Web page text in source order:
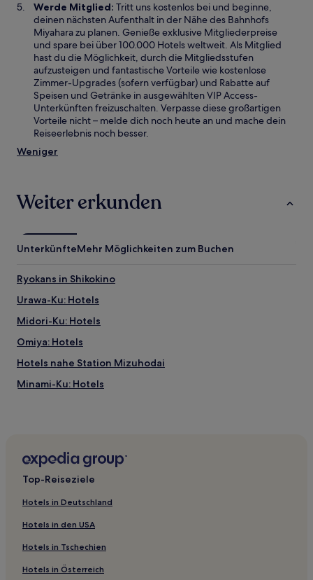
Werde Mitglied: Tritt uns kostenlos bei und beginne,
deinen nächsten Aufenthalt in der Nähe des Bahnhofs
Miyahara zu planen. Genieße exklusive Mitgliederpreise
und spare bei über 100.000 Hotels weltweit. Als Mitglied
hast du die Möglichkeit, durch die Mitgliedsstufen
aufzusteigen und fantastische Vorteile wie kostenlose
Zimmer-Upgrades (sofern verfügbar) und Rabatte auf
Speisen und Getränke in ausgewählten VIP Access-
Unterkünften freizuschalten. Verpasse diese großartigen
Vorteile nicht – melde dich noch heute an und mache dein
Reiseerlebnis noch besser.
Weniger
Weiter erkunden
UnterkünfteMehr Möglichkeiten zum Buchen
Ryokans in Shikokino
Urawa-Ku: Hotels
Midori-Ku: Hotels
Omiya: Hotels
Hotels nahe Station Mizuhodai
Minami-Ku: Hotels
Hotels nahe Oi Benten Wald
Hotels nahe Ōmiya Park
Ina Hotels
Hotels nahe Bahnhof Saitama-Shintoshin
Chūō-Ku: Hotels
Hotels nahe Keyaki Hiroba
Top-Reiseziele
Hotels in Deutschland
Hotels in den USA
Hotels in Tschechien
Hotels in Österreich